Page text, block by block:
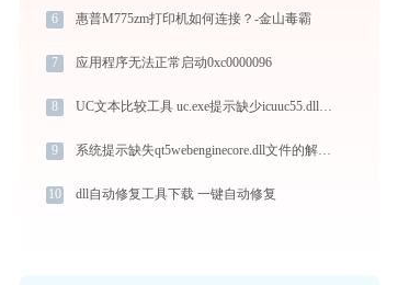
6 惠普M775zm打印机如何连接？-金山毒霸
7 应用程序无法正常启动0xc0000096
8 UC文本比较工具 uc.exe提示缺少icuuc55.dll文件的解决办法
9 系统提示缺失qt5webenginecore.dll文件的解决方法
10 dll自动修复工具下载 一键自动修复